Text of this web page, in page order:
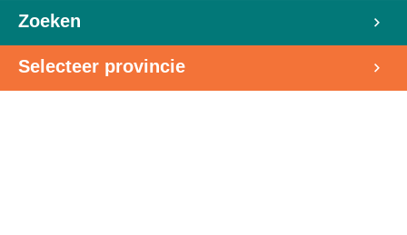
Zoeken
Selecteer provincie